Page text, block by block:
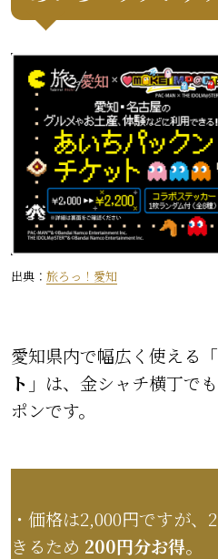
出典： 旅ろっ！愛知
愛知県内で幅広く使える「
ト 」は、金シャチ横丁で
ポンです。
・価格は2,000円ですが
きるため 200円分お得。